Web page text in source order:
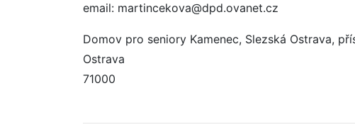
email: martincekova@dpd.ovanet.cz
Domov pro seniory Kamenec, Slezská Ostrava,
Ostrava
71000